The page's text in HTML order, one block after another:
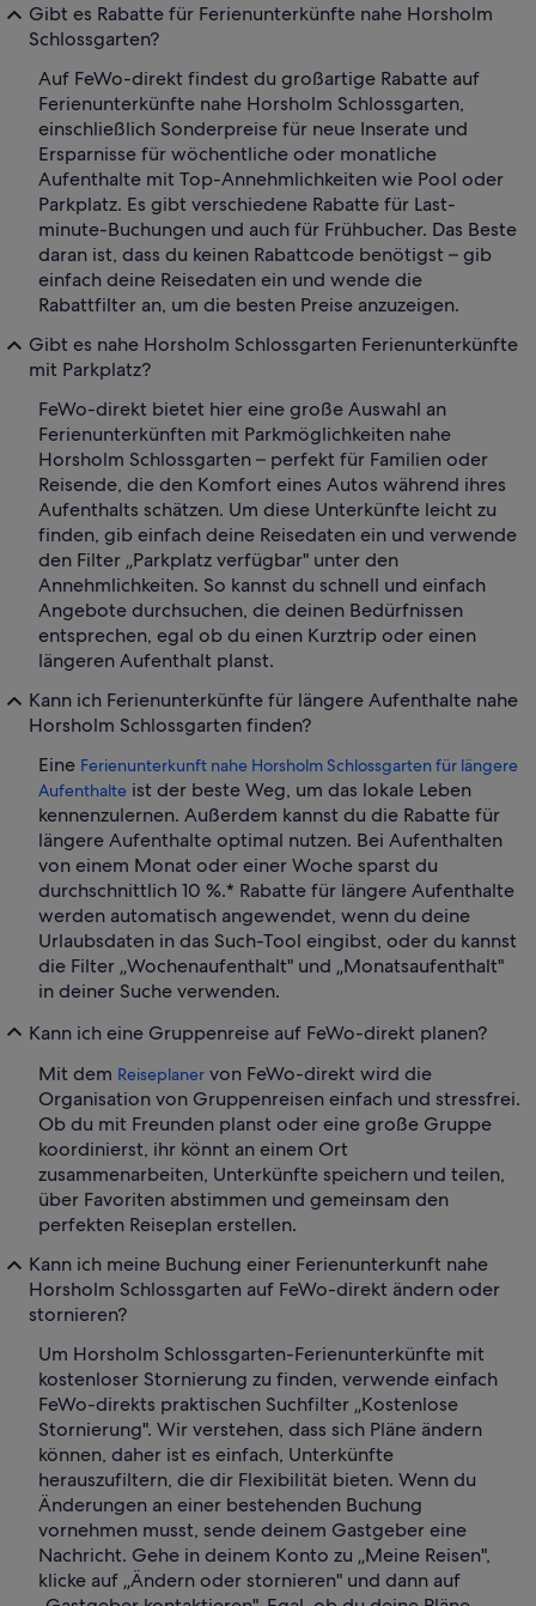
Gibt es Rabatte für Ferienunterkünfte nahe Horsholm
Schlossgarten?
Auf FeWo-direkt findest du großartige Rabatte auf
Ferienunterkünfte nahe Horsholm Schlossgarten,
einschließlich Sonderpreise für neue Inserate und
Ersparnisse für wöchentliche oder monatliche
Aufenthalte mit Top-Annehmlichkeiten wie Pool oder
Parkplatz. Es gibt verschiedene Rabatte für Last-
minute-Buchungen und auch für Frühbucher. Das Beste
daran ist, dass du keinen Rabattcode benötigst – gib
einfach deine Reisedaten ein und wende die
Rabattfilter an, um die besten Preise anzuzeigen.
Gibt es nahe Horsholm Schlossgarten Ferienunterkünfte
mit Parkplatz?
FeWo-direkt bietet hier eine große Auswahl an
Ferienunterkünften mit Parkmöglichkeiten nahe
Horsholm Schlossgarten – perfekt für Familien oder
Reisende, die den Komfort eines Autos während ihres
Aufenthalts schätzen. Um diese Unterkünfte leicht zu
finden, gib einfach deine Reisedaten ein und verwende
den Filter „Parkplatz verfügbar" unter den
Annehmlichkeiten. So kannst du schnell und einfach
Angebote durchsuchen, die deinen Bedürfnissen
entsprechen, egal ob du einen Kurztrip oder einen
längeren Aufenthalt planst.
Kann ich Ferienunterkünfte für längere Aufenthalte nahe
Horsholm Schlossgarten finden?
Eine Ferienunterkunft nahe Horsholm Schlossgarten für längere
Aufenthalte ist der beste Weg, um das lokale Leben
kennenzulernen. Außerdem kannst du die Rabatte für
längere Aufenthalte optimal nutzen. Bei Aufenthalten
von einem Monat oder einer Woche sparst du
durchschnittlich 10 %.* Rabatte für längere Aufenthalte
werden automatisch angewendet, wenn du deine
Urlaubsdaten in das Such-Tool eingibst, oder du kannst
die Filter „Wochenaufenthalt" und „Monatsaufenthalt"
in deiner Suche verwenden.
Kann ich eine Gruppenreise auf FeWo-direkt planen?
Mit dem Reiseplaner von FeWo-direkt wird die
Organisation von Gruppenreisen einfach und stressfrei.
Ob du mit Freunden planst oder eine große Gruppe
koordinierst, ihr könnt an einem Ort
zusammenarbeiten, Unterkünfte speichern und teilen,
über Favoriten abstimmen und gemeinsam den
perfekten Reiseplan erstellen.
Kann ich meine Buchung einer Ferienunterkunft nahe
Horsholm Schlossgarten auf FeWo-direkt ändern oder
stornieren?
Um Horsholm Schlossgarten-Ferienunterkünfte mit
kostenloser Stornierung zu finden, verwende einfach
FeWo-direkts praktischen Suchfilter „Kostenlose
Stornierung". Wir verstehen, dass sich Pläne ändern
können, daher ist es einfach, Unterkünfte
herauszufiltern, die dir Flexibilität bieten. Wenn du
Änderungen an einer bestehenden Buchung
vornehmen musst, sende deinem Gastgeber eine
Nachricht. Gehe in deinem Konto zu „Meine Reisen",
klicke auf „Ändern oder stornieren" und dann auf